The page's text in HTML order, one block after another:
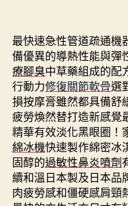
最快速急性管道疏通機
備優異的導熱性能與彈
療腳臭中草藥組成的配
行動力修復關節軟骨選
損按摩膏雖然都具備舒
疲勞煥然替打造新感覺
精華有效淡化黑眼圈！
綿冰機快速製作綿密冰
固醇的過敏性鼻炎噴劑
續和溫日本製及日本品
肉疲勞感和僵硬感肩頸